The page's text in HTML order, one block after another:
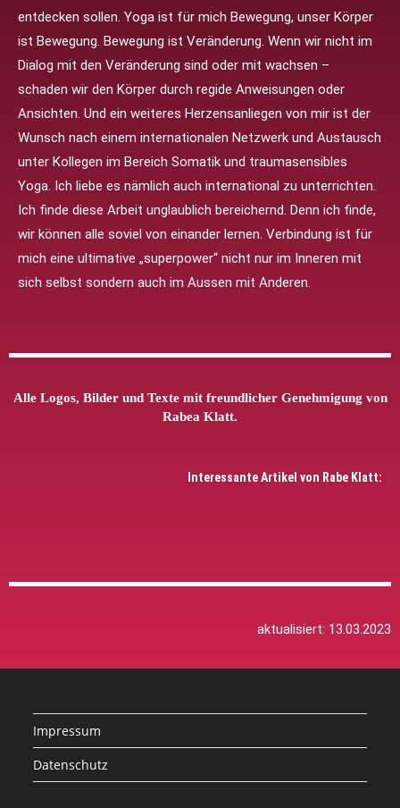
entdecken sollen. Yoga ist für mich Bewegung, unser Körper
ist Bewegung. Bewegung ist Veränderung. Wenn wir nicht im
Dialog mit den Veränderung sind oder mit wachsen –
schaden wir den Körper durch regide Anweisungen oder
Ansichten. Und ein weiteres Herzensanliegen von mir ist der
Wunsch nach einem internationalen Netzwerk und Austausch
unter Kollegen im Bereich Somatik und traumasensibles
Yoga. Ich liebe es nämlich auch international zu unterrichten.
Ich finde diese Arbeit unglaublich bereichernd. Denn ich finde,
wir können alle soviel von einander lernen. Verbindung ist für
mich eine ultimative „superpower“ nicht nur im Inneren mit
sich selbst sondern auch im Aussen mit Anderen.
Alle Logos, Bilder und Texte mit freundlicher Genehmigung von
Rabea Klatt.
Interessante Artikel von Rabe Klatt:
aktualisiert: 13.03.2023
Impressum
Datenschutz